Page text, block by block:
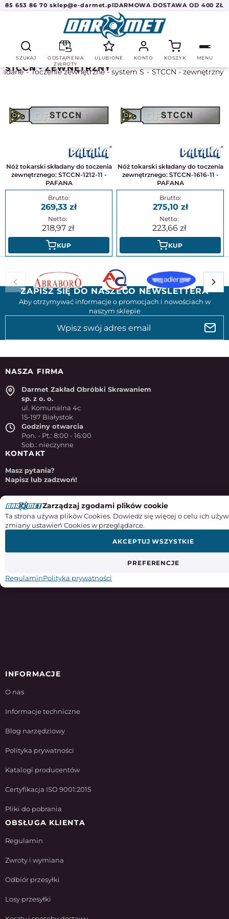
85 653 86 70 sklep@e-darmet.plDARMOWA DOSTAWA OD 400 ZŁ
SZUKAJ
ODSTĄPIENIA
ZWROTY
ULUBIONE KONTO KOSZYK MENU
Toczenie zewnętrzne - system S STCCN - zewnętrzny
STCCN - ZEWNĘTRZNY
Nóż tokarski składany do toczenia
zewnętrznego: STCCN-1212-11 -
PAFANA
269,33
218,97
KUP
Nóż tokarski składany do toczenia
zewnętrznego: STCCN-1616-11 -
PAFANA
275,10
223,66
KUP
ZAPISZ SIĘ DO NASZEGO NEWSLETTERA
Aby otrzymywać informacje o promocjach i nowościach w
naszym sklepie
NASZA FIRMA
Darmet Zakład Obróbki Skrawaniem
sp. z o. o.
ul. Komunalna 4c
15-197 Białystok
Godziny otwarcia
Pon. - Pt.: 8:00 - 16:00
Sob.: nieczynne
KONTAKT
Masz pytania?
Napisz lub zadzwoń!
sklep@e-darmet.pl
85 653 86 70
570 510 516
INFORMACJE
O nas
Informacje techniczne
Blog narzędziowy
Polityka prywatności
Katalogi producentów
Certyfikacja ISO 9001:2015
Pliki do pobrania
OBSŁUGA KLIENTA
Regulamin
Zwroty i wymiana
Odbiór przesyłki
Losy przesyłki
Zarządzaj zgodami plików cookie
Ta strona używa plików Cookies. Dowiedz się więcej o celu ich
zmiany ustawień Cookies w przeglądarce.
PREFERENCJE
AKCEPTUJ WSZYSTKIE
RegulaminPolityka prywatności